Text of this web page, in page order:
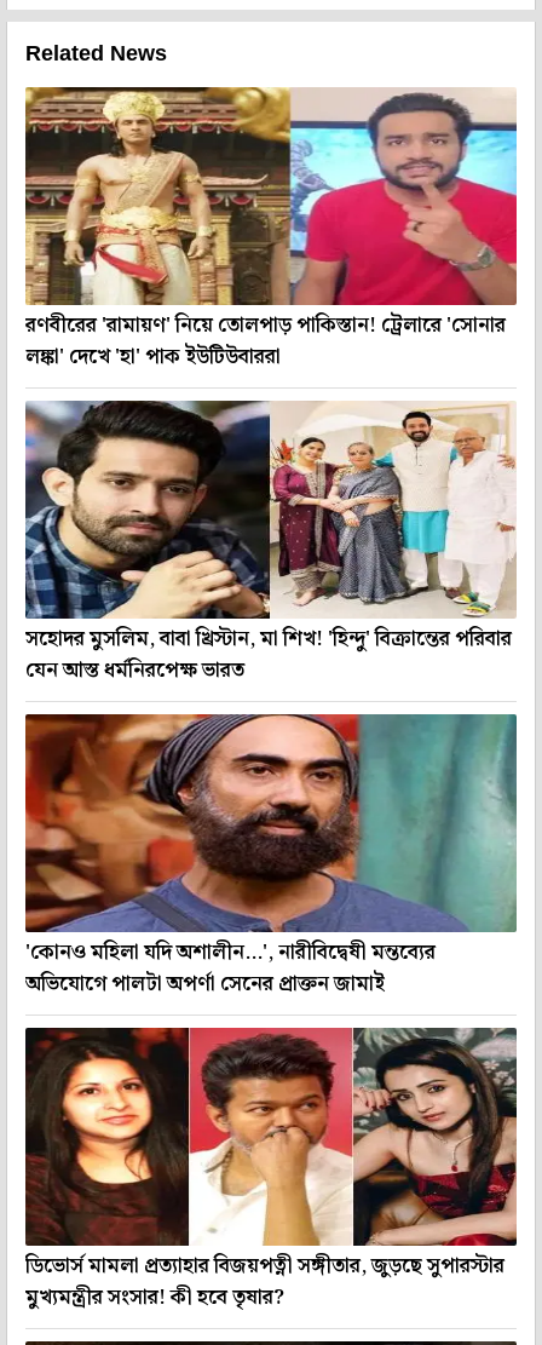
Related News
রণবীরের 'রামায়ণ' নিয়ে তোলপাড় পাকিস্তান! ট্রেলারে 'সোনার
লঙ্কা' দেখে 'হা' পাক ইউটিউবাররা
সহোদর মুসলিম, বাবা খ্রিস্টান, মা শিখ! 'হিন্দু' বিক্রান্তের পরিবার
যেন আস্ত ধর্মনিরপেক্ষ ভারত
'কোনও মহিলা যদি অশালীন...', নারীবিদ্বেষী মন্তব্যের
অভিযোগে পালটা অপর্ণা সেনের প্রাক্তন জামাই
ডিভোর্স মামলা প্রত্যাহার বিজয়পত্নী সঙ্গীতার, জুড়ছে সুপারস্টার
মুখ্যমন্ত্রীর সংসার! কী হবে তৃষার?